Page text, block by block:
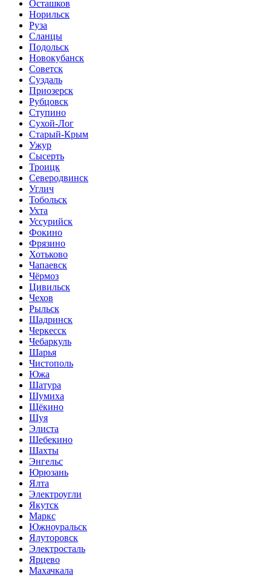
Осташков
Норильск
Руза
Сланцы
Подольск
Новокубанск
Советск
Суздаль
Приозерск
Рубцовск
Ступино
Сухой-Лог
Старый-Крым
Ужур
Сысерть
Троицк
Северодвинск
Углич
Тобольск
Ухта
Уссурийск
Фокино
Фрязино
Хотьково
Чапаевск
Чёрмоз
Цивильск
Чехов
Рыльск
Шадринск
Черкесск
Чебаркуль
Шарья
Чистополь
Южа
Шатура
Шумиха
Щёкино
Шуя
Элиста
Шебекино
Шахты
Энгельс
Юрюзань
Ялта
Электроугли
Якутск
Маркс
Южноуральск
Ялуторовск
Электросталь
Ярцево
Махачкала